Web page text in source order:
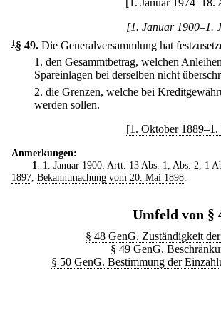
[1. Januar 1974–18.
[1. Januar 1900–1.
1 § 49. Die Generalversammlung hat
1. den Gesammtbetrag, welchen
Spareinlagen bei derselben nicht
2. die Grenzen, welche bei
werden sollen.
[1. Oktober 1889–1.
Anmerkungen:
1
. 1. Januar 1900: Artt. 13 Abs. 1, Abs. 2, 1
1897 Bekanntmachung vom 20. Mai 1898
Umfeld von §
§ 48 GenG. Zuständigkeit
§ 49 GenG.
§ 50 GenG. Bestimmung der